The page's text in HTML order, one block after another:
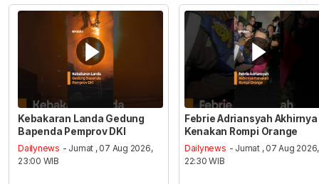
Kebakaran Landa Gedung
Bapenda Pemprov DKI
Dailynews - Jumat , 07 Aug 2026,
23:00 WIB
Febrie Adriansyah Akhirnya
Kenakan Rompi Orange
Dailynews - Jumat , 07 Aug 2026,
22:30 WIB